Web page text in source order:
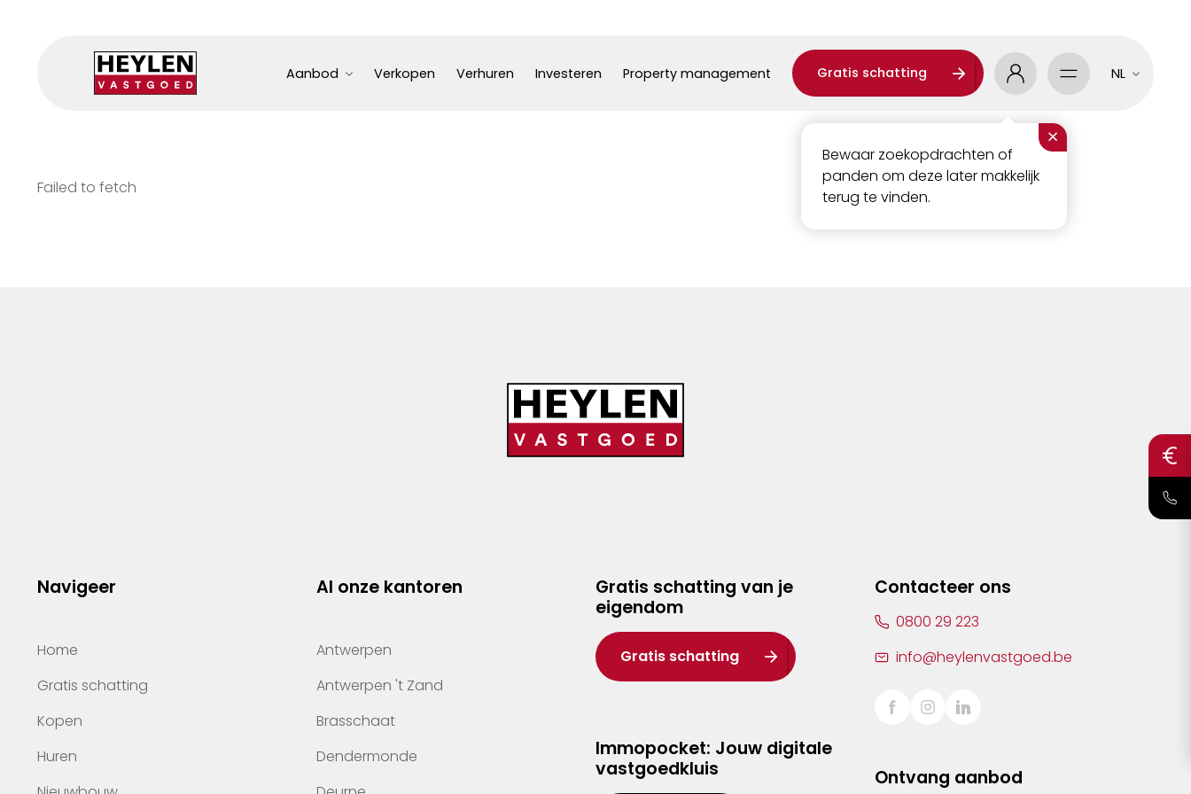
Aanbod Verkopen Verhuren Investeren Property management Gratis schatting
×
Bewaar zoekopdrachten of
panden om deze later makkelijk
terug te vinden.
NL
Failed to fetch
Navigeer
Home
Gratis schatting
Kopen
Huren
Al onze kantoren
Antwerpen
Antwerpen 't Zand
Brasschaat
Dendermonde
Gratis schatting van je
eigendom
Gratis schatting
Immopocket: Jouw digitale
vastgoedkluis
Contacteer ons
0800 29 223
info@heylenvastgoed.be
Ontvang aanbod